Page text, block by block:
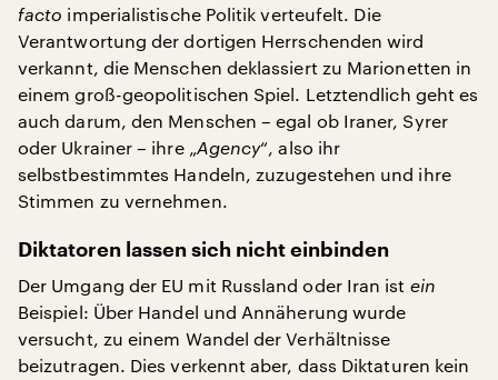
facto imperialistische Politik verteufelt. Die
Verantwortung der dortigen Herrschenden wird
verkannt, die Menschen deklassiert zu Marionetten in
einem groß-geopolitischen Spiel. Letztendlich geht es
auch darum, den Menschen – egal ob Iraner, Syrer
oder Ukrainer – ihre „Agency“, also ihr
selbstbestimmtes Handeln, zuzugestehen und ihre
Stimmen zu vernehmen.
Diktatoren lassen sich nicht einbinden
Der Umgang der EU mit Russland oder Iran ist ein
Beispiel: Über Handel und Annäherung wurde
versucht, zu einem Wandel der Verhältnisse
beizutragen. Dies verkennt aber, dass Diktaturen kein